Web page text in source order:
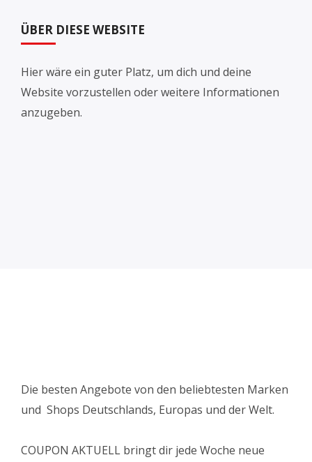
ÜBER DIESE WEBSITE
Hier wäre ein guter Platz, um dich und deine
Website vorzustellen oder weitere Informationen
anzugeben.
Die besten Angebote von den beliebtesten Marken
und Shops Deutschlands, Europas und der Welt.
COUPON AKTUELL bringt dir jede Woche neue